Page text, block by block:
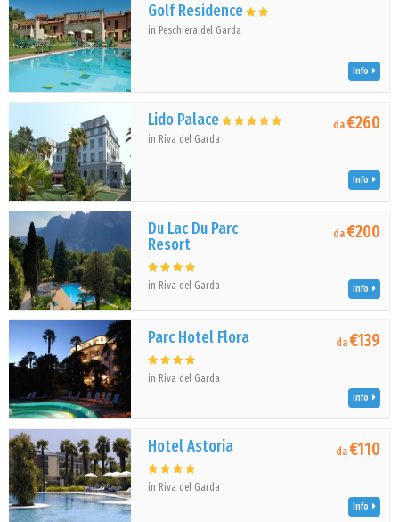
Golf Residence
in Peschiera del Garda
Info
Lido Palace
in Riva del Garda
da€260
Info
Du Lac Du Parc
Resort
in Riva del Garda
da€200
Info
Parc Hotel Flora
in Riva del Garda
da€139
Info
Hotel Astoria
in Riva del Garda
da€110
Info